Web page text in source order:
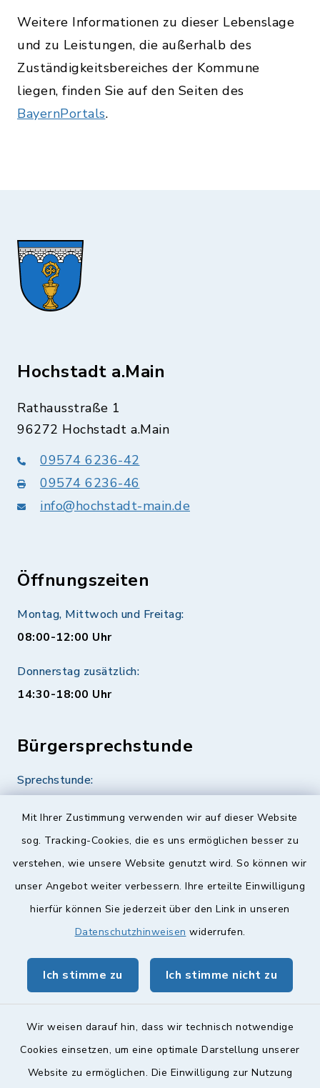
Mit Ihrer Zustimmung verwenden wir auf dieser Website
sog. Tracking-Cookies, die es uns ermöglichen besser zu
verstehen, wie unsere Website genutzt wird. So können wir
unser Angebot weiter verbessern. Ihre erteilte Einwilligung
hierfür können Sie jederzeit über den Link in unseren
Datenschutzhinweisen widerrufen.
Ich stimme zu Ich stimme nicht zu
Wir weisen darauf hin, dass wir technisch notwendige
Cookies einsetzen, um eine optimale Darstellung unserer
Website zu ermöglichen. Die Einwilligung zur Nutzung
Weitere Informationen zu dieser Lebenslage
und zu Leistungen, die außerhalb des
Zuständigkeitsbereiches der Kommune
liegen, finden Sie auf den Seiten des
BayernPortals.
Hochstadt a.Main
Rathausstraße 1
96272 Hochstadt a.Main
09574 6236-42
09574 6236-46
info@hochstadt-main.de
Öffnungszeiten
Montag, Mittwoch und Freitag:
08:00-12:00 Uhr
Donnerstag zusätzlich:
14:30-18:00 Uhr
Bürgersprechstunde
Sprechstunde:
Quicklinks
Landkreis Lichtenfels
geoPortal Lichtenfels